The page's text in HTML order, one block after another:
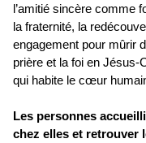
l’amitié sincère comme
la fraternité, la
engagement pour mûrir
prière et la foi en Jésus-
qui habite le cœur
Les personnes
chez elles et retrouver